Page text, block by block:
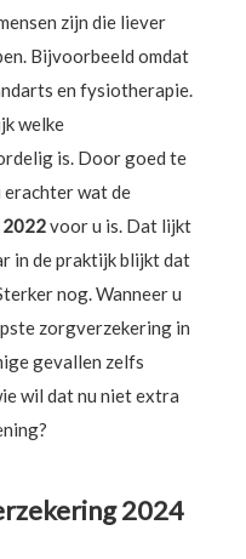
zijn die liever
Bijvoorbeeld omdat
en fysiotherapie.
welke
is. Door goed te
erachter wat de
voor u is. Dat lijkt
in de praktijk blijkt dat
nog. Wanneer u
zorgverzekering in
gevallen zelfs
wil dat nu niet extra
2024